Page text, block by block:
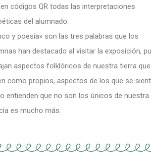
códigos QR todas las interpretaciones
del alumnado.
y poesía» son las tres palabras que los
han destacado al visitar la exposición,
aspectos folklóricos de nuestra tierra que
como propios, aspectos de los que se
entienden que no son los únicos de nuestra
es mucho más.